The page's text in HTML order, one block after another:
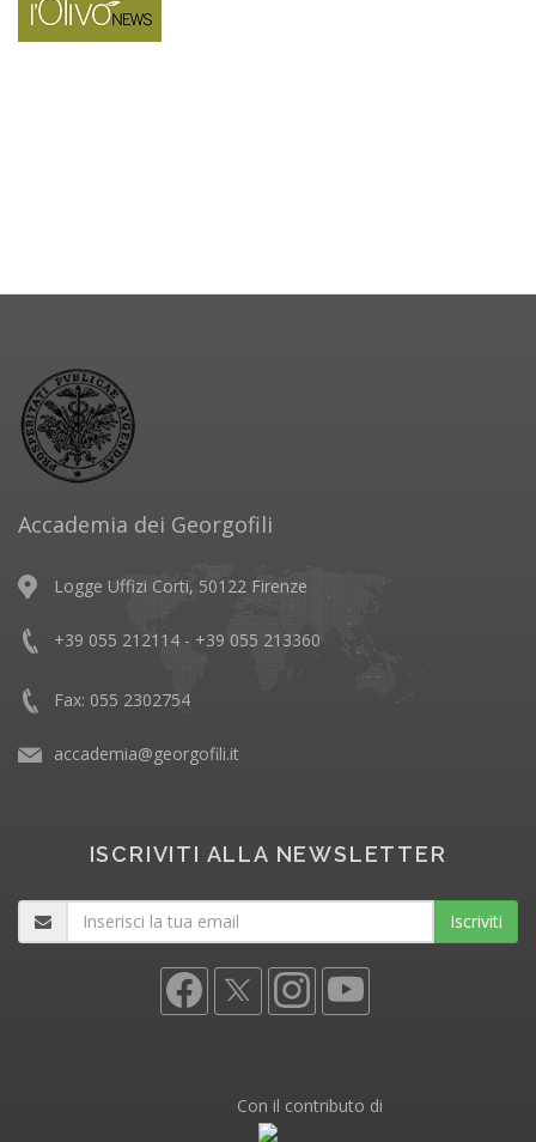
Accademia dei Georgofili
Logge Uffizi Corti, 50122 Firenze
+39 055 212114 - +39 055 213360
Fax: 055 2302754
accademia@georgofili.it
ISCRIVITI ALLA NEWSLETTER
Iscriviti
Con il contributo di